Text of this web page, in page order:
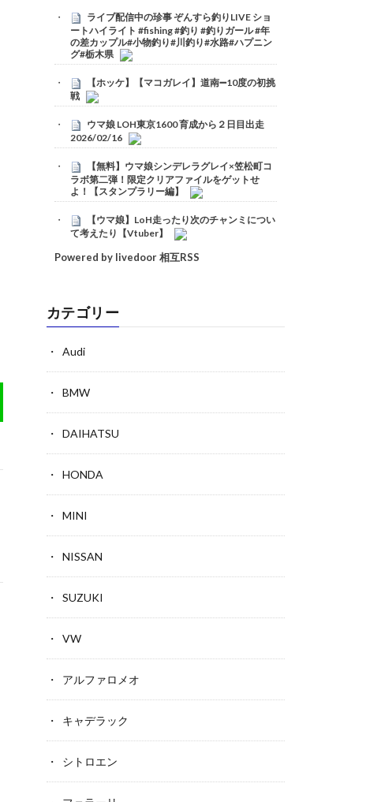
ライブ配信中の珍事 ぞんすら釣りLIVE ショ
ートハイライト #fishing #釣り #釣りガール #年
の差カップル#小物釣り#川釣り#水路#ハプニン
グ#栃木県
【ホッケ】【マコガレイ】道南➖10度の初挑
戦
ウマ娘 LOH東京1600 育成から２日目出走
2026/02/16
【無料】ウマ娘シンデレラグレイ×笠松町コ
ラボ第二弾！限定クリアファイルをゲットせ
よ！【スタンプラリー編】
【ウマ娘】LoH走ったり次のチャンミについ
て考えたり【Vtuber】
Powered by livedoor 相互RSS
カテゴリー
Audi
BMW
DAIHATSU
HONDA
MINI
NISSAN
SUZUKI
VW
アルファロメオ
キャデラック
シトロエン